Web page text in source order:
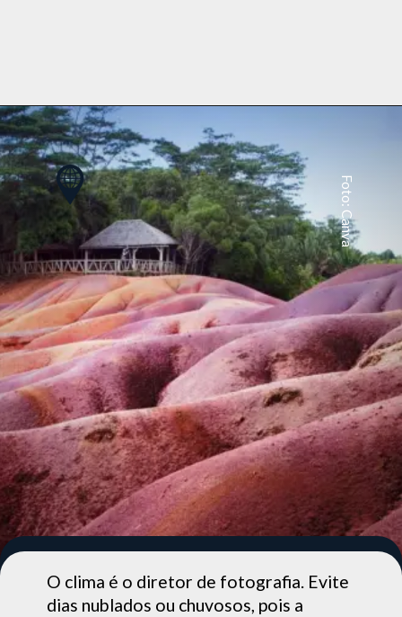
Foto: Canva
O clima é o diretor de fotografia. Evite
dias nublados ou chuvosos, pois a